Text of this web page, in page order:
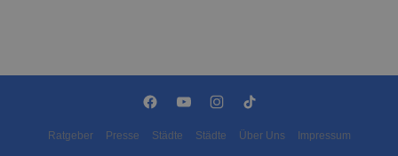
Ratgeber Presse Städte Städte Über Uns Impressum